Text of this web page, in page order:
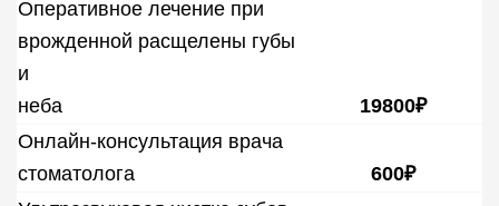
Оперативное лечение при
врожденной расщелены губы
и
неба
19800₽
Онлайн-консультация врача
стоматолога
600₽